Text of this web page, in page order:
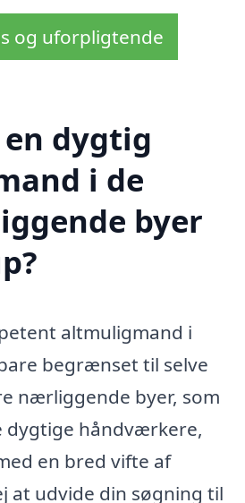
og uforpligtende
dygtig
i de
byer
altmuligmand i
begrænset til selve
nærliggende byer, som
dygtige håndværkere,
en bred vifte af
at udvide din søgning til